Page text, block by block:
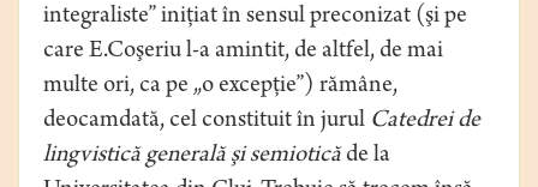
integraliste” iniţiat în sensul preconizat (şi pe
care E.Coşeriu l-a amintit, de altfel, de mai
multe ori, ca pe „o excepţie”) rămâne,
deocamdată, cel constituit în jurul Catedrei de
lingvistică generală şi semiotică de la